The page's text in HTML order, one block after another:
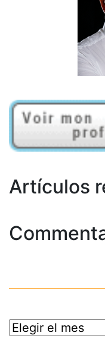
Artículos
posts